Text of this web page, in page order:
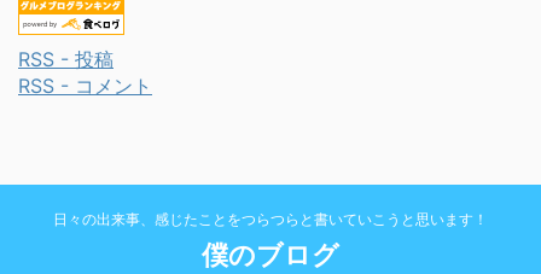
RSS - 投稿
RSS - コメント
日々の出来事、感じたことをつらつらと書いていこうと思います！
僕のブログ